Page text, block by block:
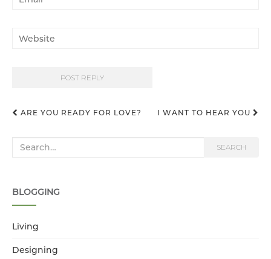
ARE YOU READY FOR LOVE? I WANT TO HEAR YOU
Search for: SEARCH
BLOGGING
Living
Designing